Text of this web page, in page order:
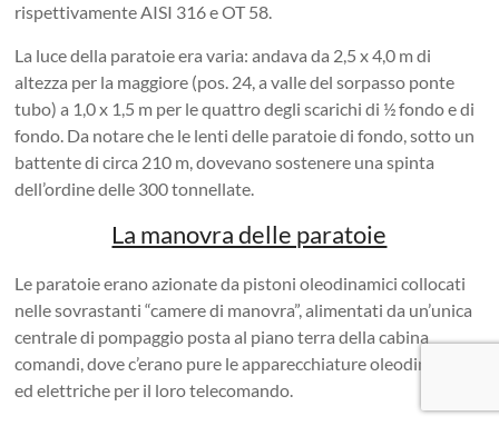
rispettivamente AISI 316 e OT 58.
La luce della paratoie era varia: andava da 2,5 x 4,0 m di
altezza per la maggiore (pos. 24, a valle del sorpasso ponte
tubo) a 1,0 x 1,5 m per le quattro degli scarichi di ½ fondo e di
fondo. Da notare che le lenti delle paratoie di fondo, sotto un
battente di circa 210 m, dovevano sostenere una spinta
dell’ordine delle 300 tonnellate.
La manovra delle paratoie
Le paratoie erano azionate da pistoni oleodinamici collocati
nelle sovrastanti “camere di manovra”, alimentati da un’unica
centrale di pompaggio posta al piano terra della cabina
comandi, dove c’erano pure le apparecchiature oleodinamiche
ed elettriche per il loro telecomando.